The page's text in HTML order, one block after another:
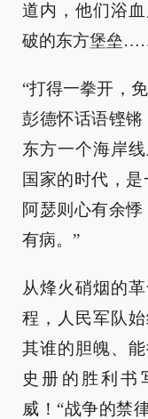
道内，他们浴
破的东方堡垒
“打得一拳开，
彭德怀话语铿锵
东方一个海岸
国家的时代，
阿瑟则心有余
有病。”
从烽火硝烟的
程，人民军队
其谁的胆魄、
史册的胜利书
威！“战争的禁